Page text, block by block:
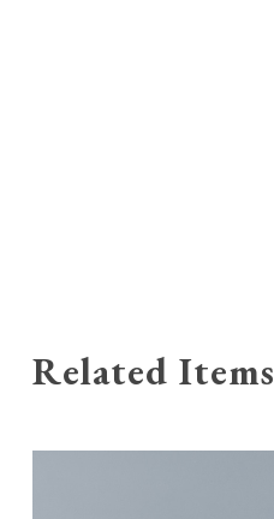
Related Items